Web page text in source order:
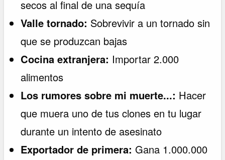
secos al final de una sequía
Valle tornado: Sobrevivir a un tornado sin
que se produzcan bajas
Cocina extranjera: Importar 2.000
alimentos
Los rumores sobre mi muerte...: Hacer
que muera uno de tus clones en tu lugar
durante un intento de asesinato
Exportador de primera: Gana 1.000.000